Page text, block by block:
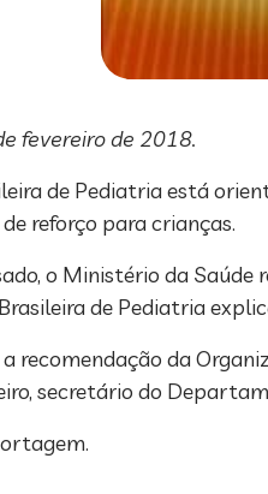
fevereiro de 2018.
de Pediatria está
reforço para crianças.
o Ministério da
de Pediatria
recomendação da
secretário do